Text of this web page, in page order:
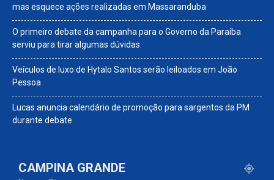
mas esquece ações realizadas em Massaranduba
O primeiro debate da campanha para o Governo da Paraíba
serviu para tirar algumas dúvidas
Veículos de luxo de Hytalo Santos serão leiloados em João
Pessoa
Lucas anuncia calendário de promoção para sargentos da PM
durante debate
CAMPINA GRANDE